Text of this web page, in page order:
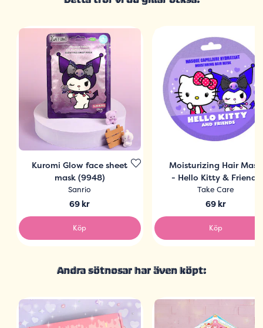
Kuromi Glow face sheet
mask (9948)
Sanrio
69 kr
Köp
Moisturizing Hair Mask
- Hello Kitty & Friends
Take Care
69 kr
Köp
Andra sötnosar har även köpt: